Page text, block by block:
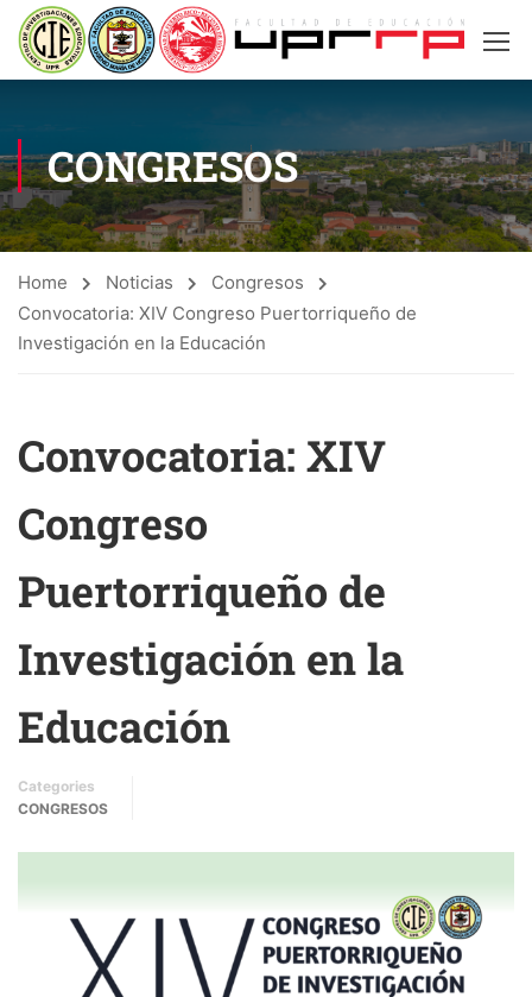
CONGRESOS
Home Noticias
Congresos
Convocatoria: XIV Congreso Puertorriqueño de
Investigación en la Educación
Convocatoria: XIV
Congreso
Puertorriqueño de
Investigación en la
Educación
Categories
CONGRESOS